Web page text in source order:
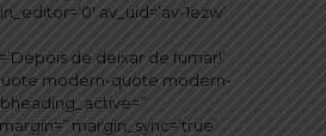
av_uid=’av-1ezw’
de deixar de fumar!’
modern-quote modern-
margin_sync=’true’